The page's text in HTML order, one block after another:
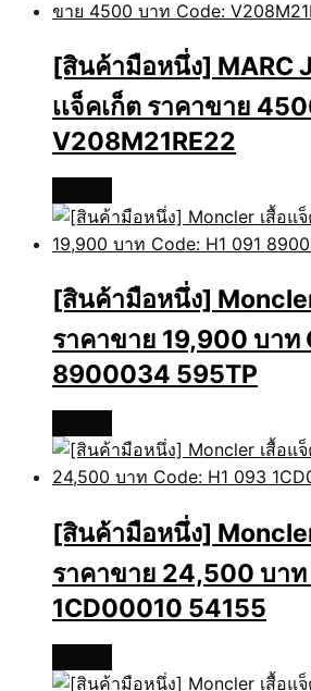
[สินค้ามือหนึ่ง] MARC
เเจ็คเก็ต ราคาขาย
V208M21RE22
[สินค้ามือหนึ่ง]
ราคาขาย 19,900 บาท
8900034 595TP
[สินค้ามือหนึ่ง]
ราคาขาย 24,500 บาท
1CD00010 54155